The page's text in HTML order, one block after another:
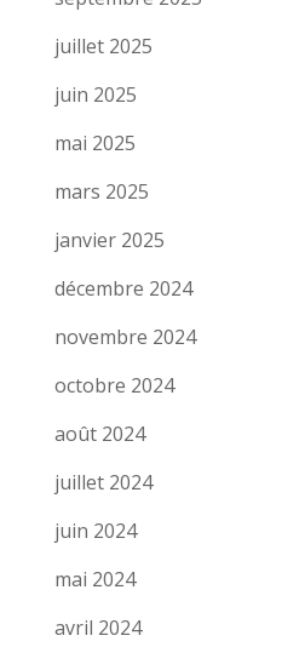
juillet 2025
juin 2025
mai 2025
mars 2025
janvier 2025
décembre 2024
novembre 2024
octobre 2024
août 2024
juillet 2024
juin 2024
mai 2024
avril 2024